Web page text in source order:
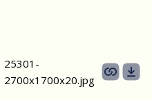
25301-
2700х1700x20.jpg